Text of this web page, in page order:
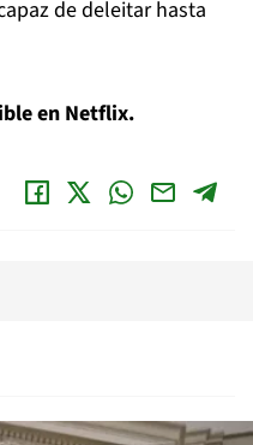
de deleitar hasta
en Netflix.